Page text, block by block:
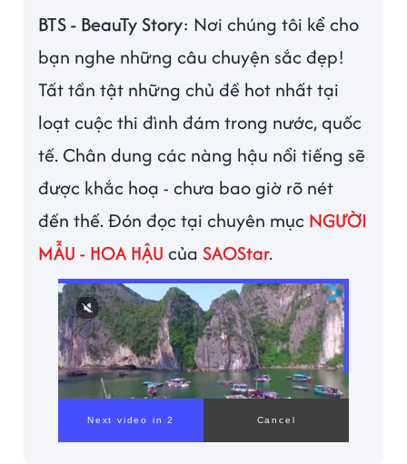
BTS - BeauTy Story: Nơi chúng tôi kể cho
bạn nghe những câu chuyện sắc đẹp!
Tất tần tật những chủ đề hot nhất tại
loạt cuộc thi đình đám trong nước, quốc
tế. Chân dung các nàng hậu nổi tiếng sẽ
được khắc hoạ - chưa bao giờ rõ nét
đến thế. Đón đọc tại chuyên mục NGƯỜI
MẪU - HOA HẬU của SAOStar.